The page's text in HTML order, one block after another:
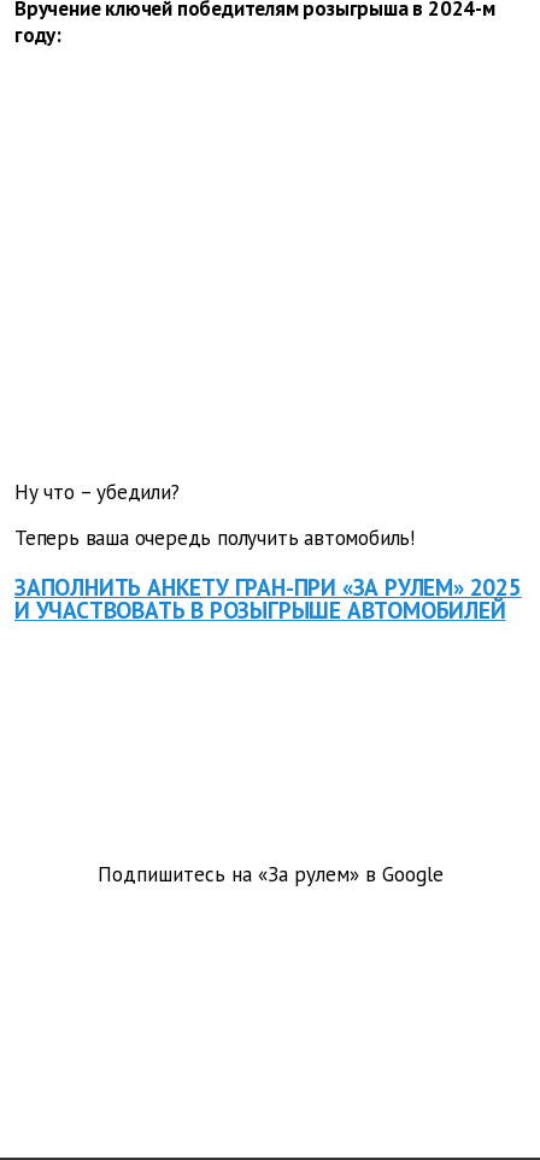
Вручение ключей победителям розыгрыша в 2024-м
году:
Ну что – убедили?
Теперь ваша очередь получить автомобиль!
ЗАПОЛНИТЬ АНКЕТУ ГРАН-ПРИ «ЗА РУЛЕМ» 2025
И УЧАСТВОВАТЬ В РОЗЫГРЫШЕ АВТОМОБИЛЕЙ
Подпишитесь на «За рулем» в Google